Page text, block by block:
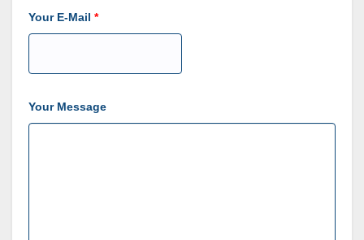
Your E-Mail
Your Message